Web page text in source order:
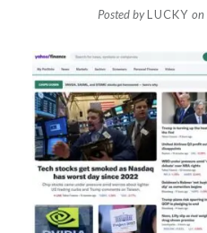
Posted byLUCKY on